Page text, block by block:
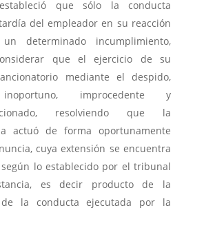
que sólo la conducta
del empleador en su reacción
determinado incumplimiento,
que el ejercicio de su
mediante el despido,
improcedente y
resolviendo que la
actuó de forma oportunamente
cuya extensión se encuentra
lo establecido por el tribunal
es decir producto de la
de la conducta ejecutada por la